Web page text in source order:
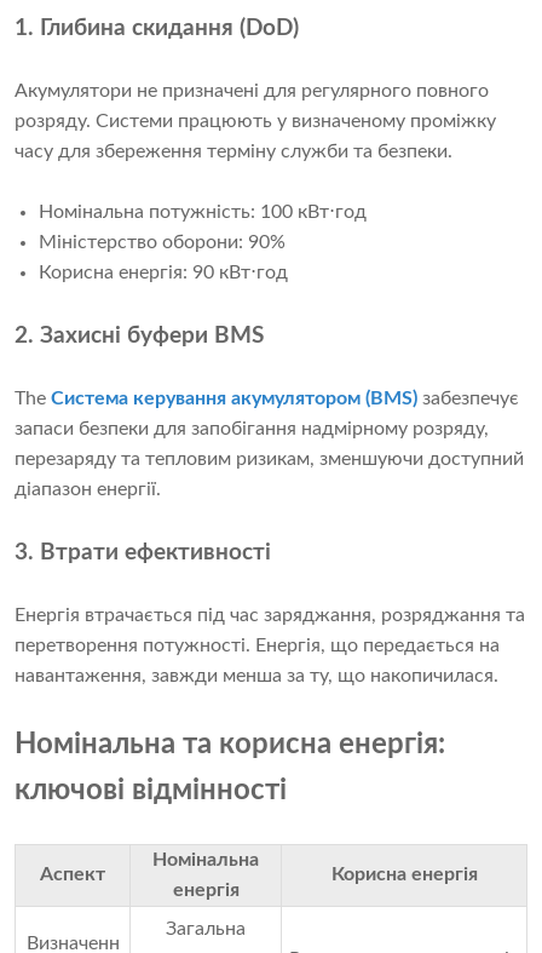
1. Глибина скидання (DoD)
Акумулятори не призначені для регулярного повного
розряду. Системи працюють у визначеному проміжку
часу для збереження терміну служби та безпеки.
Номінальна потужність: 100 кВт⋅год
Міністерство оборони: 90%
Корисна енергія: 90 кВт⋅год
2. Захисні буфери BMS
The Система керування акумулятором (BMS) забезпечує
запаси безпеки для запобігання надмірному розряду,
перезаряду та тепловим ризикам, зменшуючи доступний
діапазон енергії.
3. Втрати ефективності
Енергія втрачається під час заряджання, розряджання та
перетворення потужності. Енергія, що передається на
навантаження, завжди менша за ту, що накопичилася.
Номінальна та корисна енергія:
ключові відмінності
Аспект
Номінальна
енергія
Корисна енергія
Визначенн
Загальна